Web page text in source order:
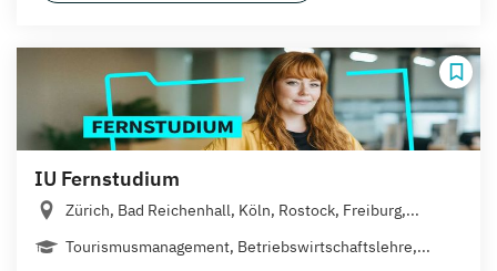
IU Fernstudium
Zürich, Bad Reichenhall, Köln, Rostock, Freiburg,...
Tourismusmanagement, Betriebswirtschaftslehre,...